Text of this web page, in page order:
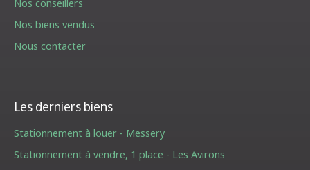
Nos conseillers
Nos biens vendus
Nous contacter
Les derniers biens
Stationnement à louer - Messery
Stationnement à vendre, 1 place - Les Avirons